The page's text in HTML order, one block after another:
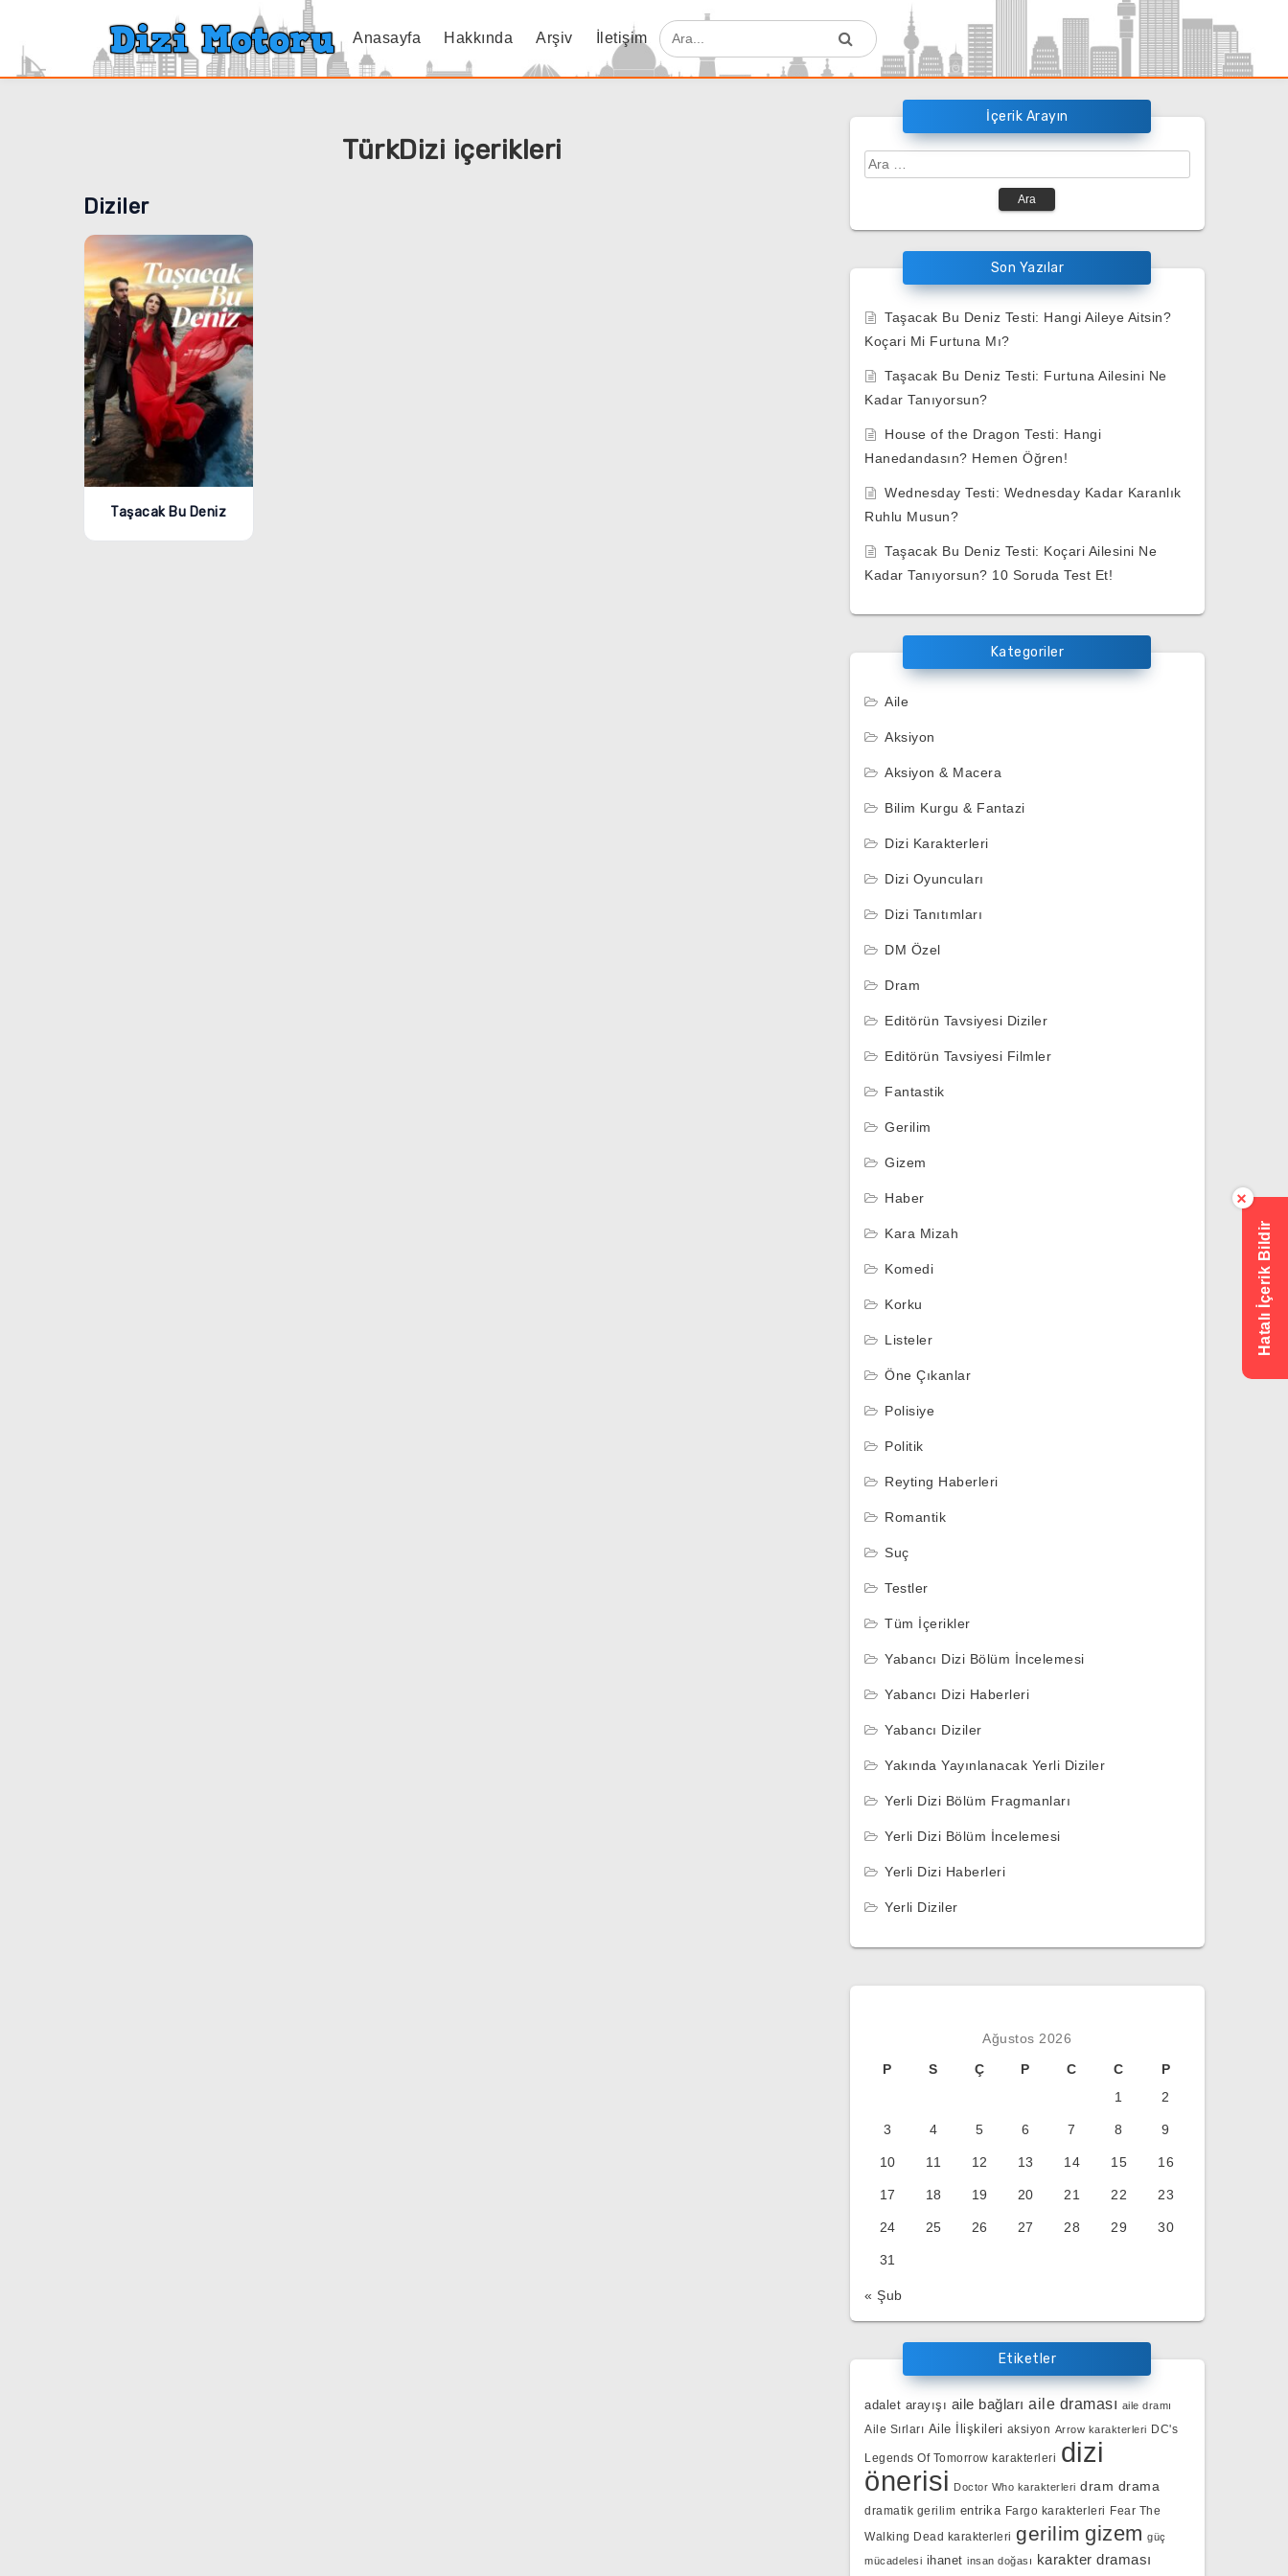
Anasayfa Hakkında Arşiv İletişim
TürkDizi içerikleri
Diziler
Taşacak Bu Deniz
İçerik Arayın
Arama:
Son Yazılar
Taşacak Bu Deniz Testi: Hangi Aileye Aitsin?
Koçari Mi Furtuna Mı?
Taşacak Bu Deniz Testi: Furtuna Ailesini Ne
Kadar Tanıyorsun?
House of the Dragon Testi: Hangi
Hanedandasın? Hemen Öğren!
Wednesday Testi: Wednesday Kadar Karanlık
Ruhlu Musun?
Taşacak Bu Deniz Testi: Koçari Ailesini Ne
Kadar Tanıyorsun? 10 Soruda Test Et!
Kategoriler
Aile
Aksiyon
Aksiyon & Macera
Bilim Kurgu & Fantazi
Dizi Karakterleri
Dizi Oyuncuları
Dizi Tanıtımları
DM Özel
Dram
Editörün Tavsiyesi Diziler
Editörün Tavsiyesi Filmler
Fantastik
Gerilim
Gizem
Haber
Kara Mizah
Komedi
Korku
Listeler
Öne Çıkanlar
Polisiye
Politik
Reyting Haberleri
Romantik
Suç
Testler
Tüm İçerikler
Yabancı Dizi Bölüm İncelemesi
Yabancı Dizi Haberleri
Yabancı Diziler
Yakında Yayınlanacak Yerli Diziler
Yerli Dizi Bölüm Fragmanları
Yerli Dizi Bölüm İncelemesi
Yerli Dizi Haberleri
Yerli Diziler
Ağustos 2026
P
S Ç P C C
P
1
2
3 4 5 6 7 8 9
10 11 12 13 14 15 16
17 18 19 20 21 22 23
24 25 26 27 28 29 30
31
« Şub
Etiketler
adalet arayışı aile bağları aile draması aile dramı
Aile Sırları Aile İlişkileri aksiyon Arrow karakterleri DC's
Legends Of Tomorrow karakterleri dizi
önerisi Doctor Who karakterleri dram drama
dramatik gerilim entrika Fargo karakterleri Fear The
Walking Dead karakterleri gerilim gizem güç
mücadelesi ihanet insan doğası karakter draması
Hatalı İçerik Bildir
×